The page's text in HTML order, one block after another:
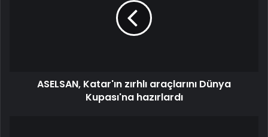
ASELSAN, Katar'ın zırhlı araçlarını Dünya
Kupası'na hazırlardı